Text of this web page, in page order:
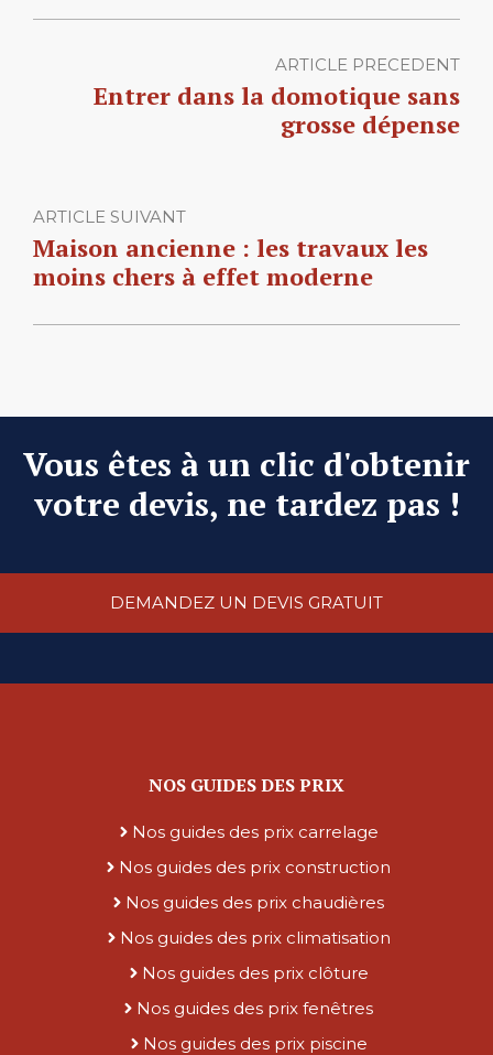
ARTICLE PRECEDENT
Entrer dans la domotique sans
grosse dépense
ARTICLE SUIVANT
Maison ancienne : les travaux les
moins chers à effet moderne
Vous êtes à un clic d'obtenir
votre devis, ne tardez pas !
DEMANDEZ UN DEVIS GRATUIT
NOS GUIDES DES PRIX
Nos guides des prix carrelage
Nos guides des prix construction
Nos guides des prix chaudières
Nos guides des prix climatisation
Nos guides des prix clôture
Nos guides des prix fenêtres
Nos guides des prix piscine